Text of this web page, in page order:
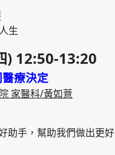
生
) 12:50-13:20
療決定
家醫科/黃如薏
助手，幫助我們做出更好